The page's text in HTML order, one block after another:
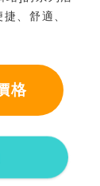
、舒適、
格